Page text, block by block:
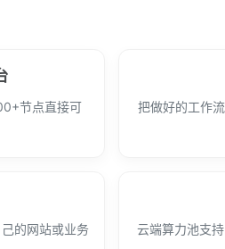
节点直接可
把做好的工作
的网站或业务
云端算力池支